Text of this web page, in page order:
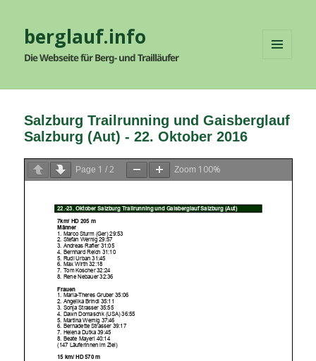
berglauf.info
Die Webseite für Berg- und Trailläufer
WIDGETS
Salzburg Trailrunning und Gaisberglauf
Salzburg (Aut) - 22. Oktober 2016
Page 1 / 2 Zoom 100%